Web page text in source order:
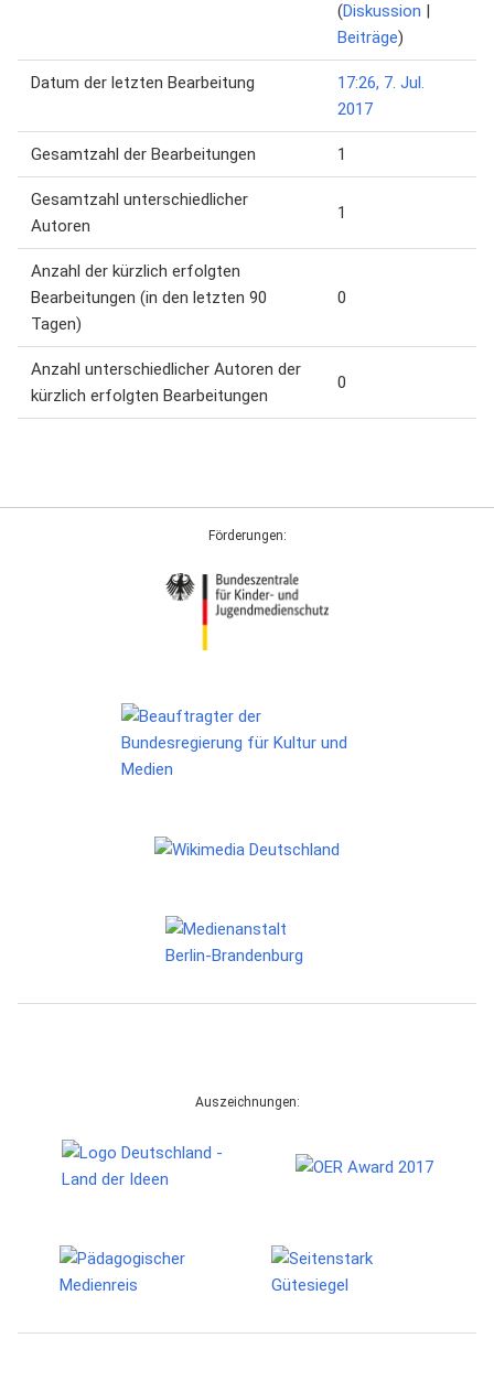
(Diskussion |
Beiträge)
Datum der letzten Bearbeitung
17:26, 7. Jul.
2017
Gesamtzahl der Bearbeitungen 1
Gesamtzahl unterschiedlicher
Autoren
1
Anzahl der kürzlich erfolgten
Bearbeitungen (in den letzten 90
Tagen)
0
Anzahl unterschiedlicher Autoren der
kürzlich erfolgten Bearbeitungen
0
Förderungen:
Auszeichnungen: